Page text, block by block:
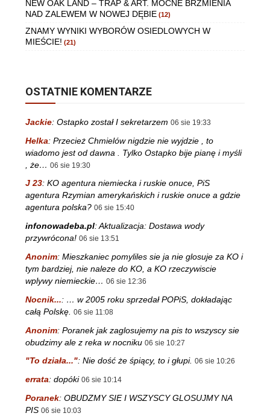
NEW OAK LAND – TRAP & ART. MOCNE BRZMIENIA
NAD ZALEWEM W NOWEJ DĘBIE (12)
ZNAMY WYNIKI WYBORÓW OSIEDLOWYCH W
MIEŚCIE! (21)
OSTATNIE KOMENTARZE
Jackie: Ostapko został I sekretarzem 06 sie 19:33
Helka: Przecież Chmielów nigdzie nie wyjdzie , to
wiadomo jest od dawna . Tylko Ostapko bije pianę i myśli
, że… 06 sie 19:30
J 23: KO agentura niemiecka i ruskie onuce, PiS
agentura Rzymian amerykańskich i ruskie onuce a gdzie
agentura polska? 06 sie 15:40
infonowadeba.pl:Aktualizacja: Dostawa wody
przywrócona! 06 sie 13:51
Anonim: Mieszkaniec pomyliles sie ja nie glosuje za KO i
tym bardziej, nie naleze do KO, a KO rzeczywiscie
wplywy niemieckie… 06 sie 12:36
Nocnik...: … w 2005 roku sprzedał POPiS, dokładając
całą Polskę. 06 sie 11:08
Anonim: Poranek jak zaglosujemy na pis to wszyscy sie
obudzimy ale z reka w nocniku 06 sie 10:27
"To działa...": Nie dość że śpiący, to i głupi. 06 sie 10:26
errata: dopóki 06 sie 10:14
Poranek: OBUDZMY SIE I WSZYSCY GLOSUJMY NA
PIS 06 sie 10:03